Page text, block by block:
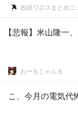
政経ワロスまとめニ
【悲報】米山隆一
おーるじゃんる
こ、今月の電気代